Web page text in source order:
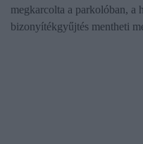
megkarcolta a parkolóban, a
bizonyítékgyűjtés mentheti